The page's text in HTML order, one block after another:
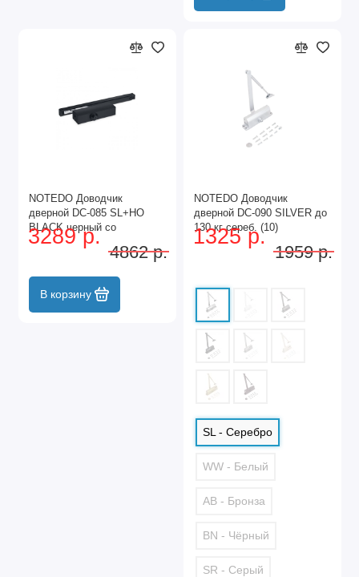
NOTEDO Доводчик
дверной DC-085 SL+HO
BLACK черный со
скользящей тягой, с фикс.
3289 р.
4862 р.
В корзину
NOTEDO Доводчик
дверной DC-090 SILVER до
130 кг сереб. (10)
1325 р.
1959 р.
SL - Серебро
WW - Белый
AB - Бронза
BN - Чёрный
SR - Серый